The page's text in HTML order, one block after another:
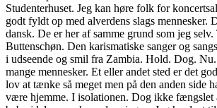
Studenterhuset. Jeg kan høre folk for
godt fyldt op med alverdens slags mennesker.
dansk. De er her af samme grund som jeg selv.
Buttenschøn. Den karismatiske sanger og
i udseende og smil fra Zambia. Hold. Dog.
mange mennesker. Et eller andet sted er det
lov at tænke så meget men på den anden side
være hjemme. I isolationen. Dog ikke fængslet